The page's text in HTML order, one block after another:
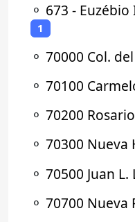
⚬ 673 -
1
⚬ 70000 Col.
⚬ 70100
⚬ 70200 Rosario
⚬ 70300 Nueva
⚬ 70500 Juan L.
⚬ 70700 Nueva